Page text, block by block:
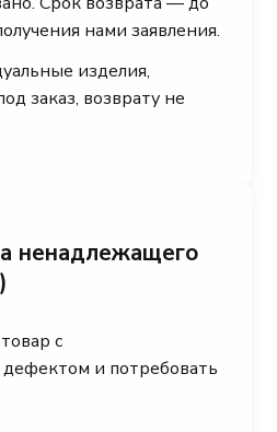
нами заявления.
изделия,
заказ, возврату не
ненадлежащего
с
и потребовать